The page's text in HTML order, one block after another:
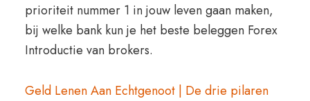
prioriteit nummer 1 in jouw leven gaan maken,
bij welke bank kun je het beste beleggen Forex
Introductie van brokers.
Geld Lenen Aan Echtgenoot | De drie pilaren